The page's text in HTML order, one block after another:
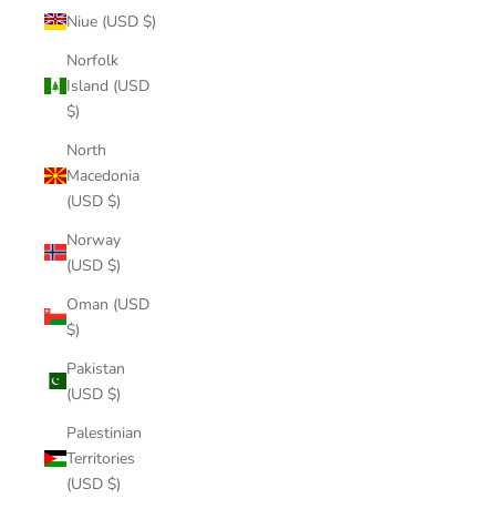
Niue (USD $)
Norfolk
Island (USD
$)
North
Macedonia
(USD $)
Norway
(USD $)
Oman (USD
$)
Pakistan
(USD $)
Palestinian
Territories
(USD $)